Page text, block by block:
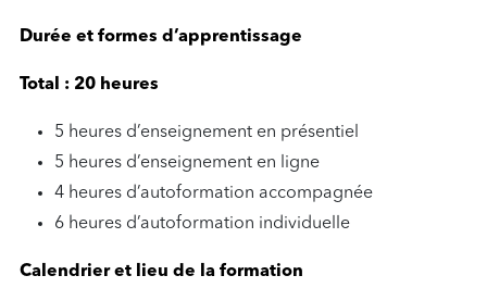
Durée et formes d’apprentissage
Total : 20 heures
5 heures d’enseignement en présentiel
5 heures d’enseignement en ligne
4 heures d’autoformation accompagnée
6 heures d’autoformation individuelle
Calendrier et lieu de la formation